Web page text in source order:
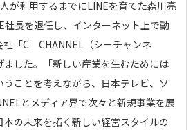
が利用するまでにLINEを育てた森川亮
社長を退任し、インターネット上で動
社「C CHANNEL（シーチャンネ
した。「新しい産業を生むためには
ことを考えながら、日本テレビ、ソ
とメディア界で次々と新規事業を展
の未来を拓く新しい経営スタイルの